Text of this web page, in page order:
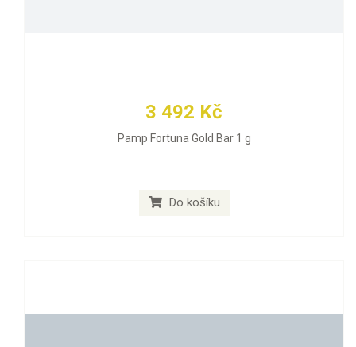
3 492 Kč
Pamp Fortuna Gold Bar 1 g
Do košíku